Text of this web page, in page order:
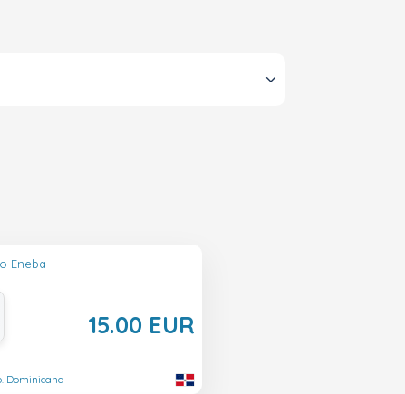
Eneba
15.00 EUR
Dominicana